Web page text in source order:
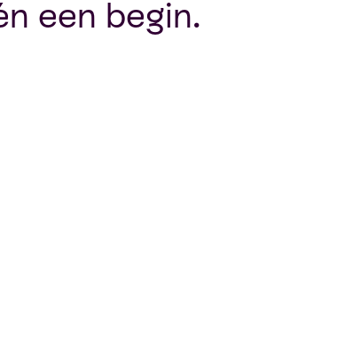
een begin.